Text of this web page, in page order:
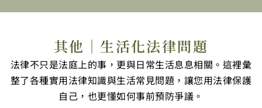
其他｜生活化法律問題
法律不只是法庭上的事，更與日常生活息息相關。這裡彙
整了各種實用法律知識與生活常見問題，讓您用法律保護
自己，也更懂如何事前預防爭議。